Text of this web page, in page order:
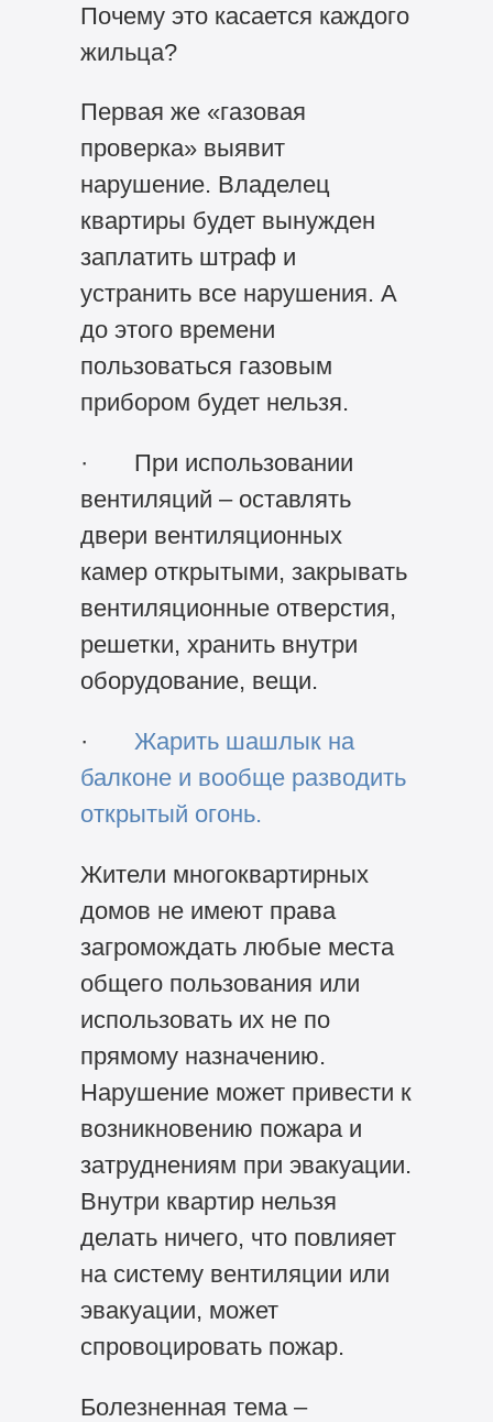
Почему это касается каждого
жильца?
Первая же «газовая
проверка» выявит
нарушение. Владелец
квартиры будет вынужден
заплатить штраф и
устранить все нарушения. А
до этого времени
пользоваться газовым
прибором будет нельзя.
· При использовании
вентиляций – оставлять
двери вентиляционных
камер открытыми, закрывать
вентиляционные отверстия,
решетки, хранить внутри
оборудование, вещи.
· Жарить шашлык на
балконе и вообще разводить
открытый огонь.
Жители многоквартирных
домов не имеют права
загромождать любые места
общего пользования или
использовать их не по
прямому назначению.
Нарушение может привести к
возникновению пожара и
затруднениям при эвакуации.
Внутри квартир нельзя
делать ничего, что повлияет
на систему вентиляции или
эвакуации, может
спровоцировать пожар.
Болезненная тема –